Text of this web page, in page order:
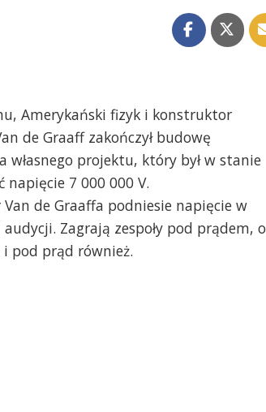
Amerykański fizyk i konstruktor
de Graaff zakończył budowę
własnego projektu, który był w stanie
napięcie 7 000 000 V.
de Graaffa podniesie napięcie w
Zagrają zespoły pod prądem, o
pod prąd również.